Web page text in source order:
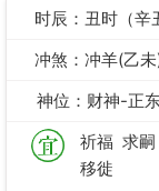
时辰：丑时（辛
冲煞：冲羊(乙
神位：财神-正
祈福 求嗣
移徙